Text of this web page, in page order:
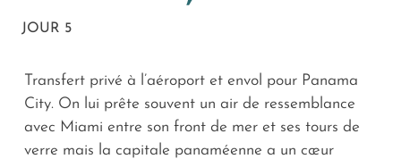
JOUR 5
Transfert privé à l’aéroport et envol pour Panama
City. On lui prête souvent un air de ressemblance
avec Miami entre son front de mer et ses tours de
verre mais la capitale panaméenne a un cœur